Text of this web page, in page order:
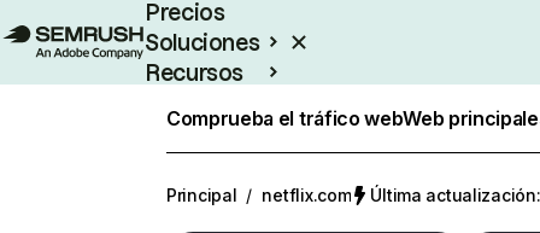
Precios
Soluciones
Recursos
Comprueba el tráfico webWeb
Principal / netflix.com Última